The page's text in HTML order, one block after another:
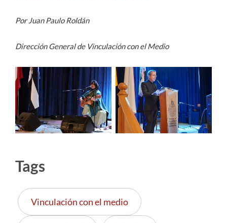
Por Juan Paulo Roldán
Dirección General de Vinculación con el Medio
Tags
Vinculación con el medio